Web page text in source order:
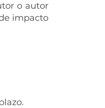
o autor
impacto